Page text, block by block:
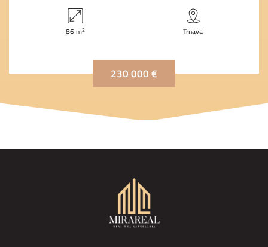
86 m2 Trnava
230 000 €